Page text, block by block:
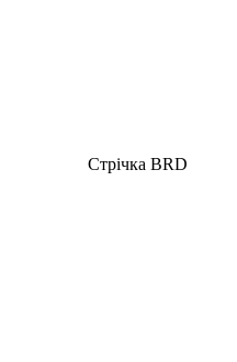
Стрічка BRD